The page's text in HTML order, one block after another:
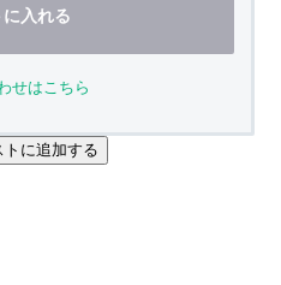
に入れる
せはこちら
トに追加する